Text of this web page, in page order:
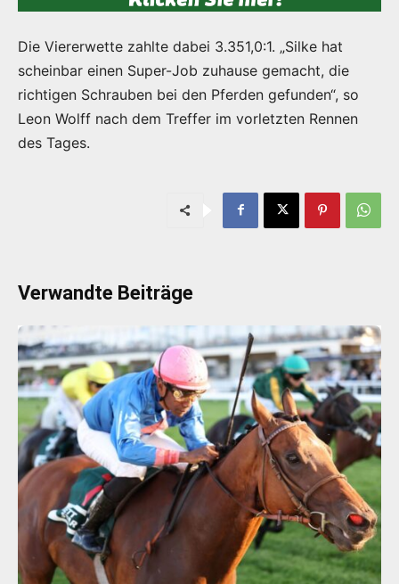
Die Viererwette zahlte dabei 3.351,0:1. „Silke hat
scheinbar einen Super-Job zuhause gemacht, die
richtigen Schrauben bei den Pferden gefunden“, so
Leon Wolff nach dem Treffer im vorletzten Rennen
des Tages.
Verwandte Beiträge